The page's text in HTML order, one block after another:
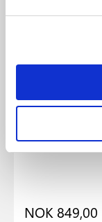
NOK 849,00